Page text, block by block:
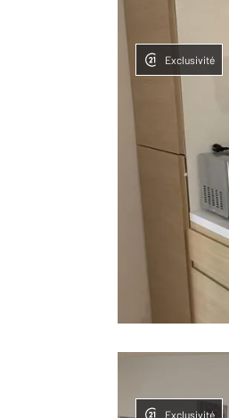
Exclusivité
Exclusivité